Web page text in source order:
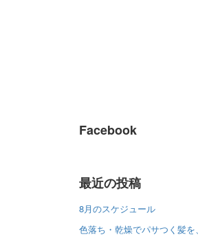
Facebook
最近の投稿
8月のスケジュール
色落ち・乾燥でパサつく髪を